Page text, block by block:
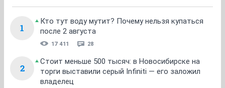
1
Кто тут воду мутит? Почему нельзя купаться
после 2 августа
17 411 28
2
Стоит меньше 500 тысяч: в Новосибирске на
торги выставили серый Infiniti — его заложил
владелец